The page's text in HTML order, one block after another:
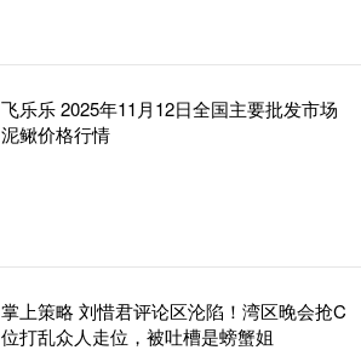
飞乐乐 2025年11月12日全国主要批发市场
泥鳅价格行情
掌上策略 刘惜君评论区沦陷！湾区晚会抢C
位打乱众人走位，被吐槽是螃蟹姐